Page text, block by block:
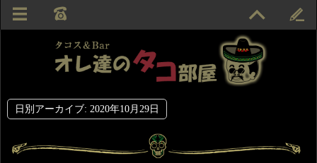
日別アーカイブ: 2020年10月29日